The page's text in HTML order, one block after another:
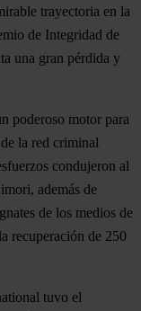
trayectoria en la
de Integridad de
una gran pérdida y
poderoso motor para
la red criminal
condujeron al
además de
de los medios de
recuperación de 250
tuvo el